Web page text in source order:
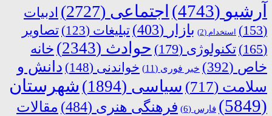
آرشیو (4743) اجتماعی (2727)
ادبیات
(153)
استخدام (2) بازار (403) تبلیغات (123)
تصاویر
(165)
تکنولوژی (179) حوادث (2343)
خانه
خاص (392) خبر فوری (11) خواندنی (148)
دانش و
سلامت (717) سیاسی (1894)
شهرستان
(5849)
فارس (6) فرهنگی هنری (484)
مقالات